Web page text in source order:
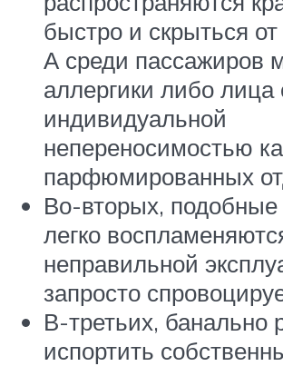
быстро и скрыться от
А среди пассажиров
аллергики либо лица
индивидуальной
непереносимостью
парфюмированных
Во-вторых, подобные
легко
неправильной
запросто
В-третьих, банально
испортить